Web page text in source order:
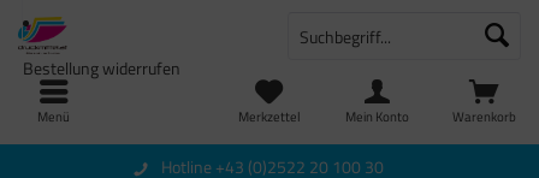
Menü Warenkorb
Merkzettel
Bestellung widerrufen
Mein Konto
Hotline +43 (0)2522 20 100 30